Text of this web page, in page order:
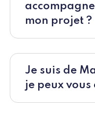
mon projet ?
Je suis de
je peux vous